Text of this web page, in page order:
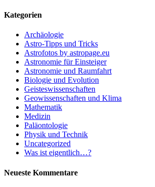
Kategorien
Archäologie
Astro-Tipps und Tricks
Astrofotos by astropage.eu
Astronomie für Einsteiger
Astronomie und Raumfahrt
Biologie und Evolution
Geisteswissenschaften
Geowissenschaften und Klima
Mathematik
Medizin
Paläontologie
Physik und Technik
Uncategorized
Was ist eigentlich…?
Neueste Kommentare